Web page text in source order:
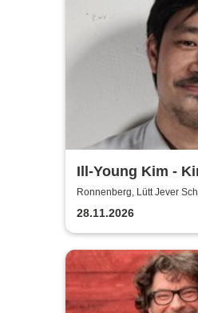
Ill-Young Kim -
Ronnenberg, Lütt Jever
28.11.2026